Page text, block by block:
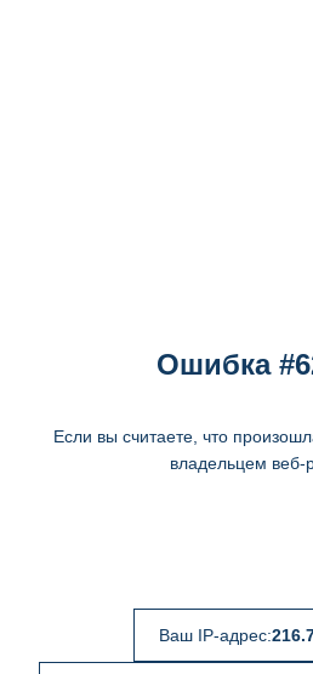
Ошибка
Если вы считаете, что
владельцем веб-
Ваш IP-адрес: